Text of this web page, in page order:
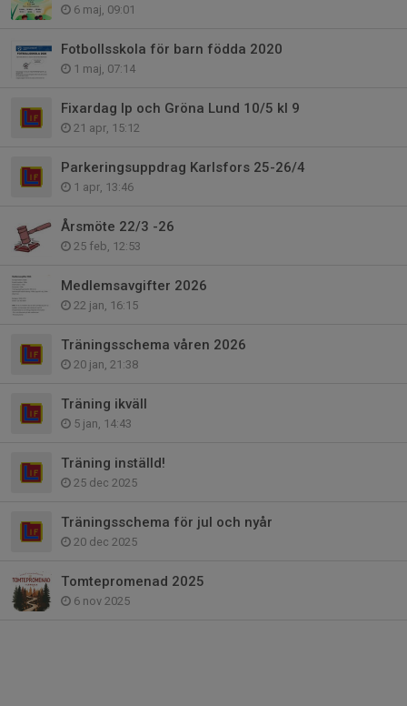
6 maj, 09:01
Fotbollsskola för barn födda 2020
1 maj, 07:14
Fixardag Ip och Gröna Lund 10/5 kl 9
21 apr, 15:12
Parkeringsuppdrag Karlsfors 25-26/4
1 apr, 13:46
Årsmöte 22/3 -26
25 feb, 12:53
Medlemsavgifter 2026
22 jan, 16:15
Träningsschema våren 2026
20 jan, 21:38
Träning ikväll
5 jan, 14:43
Träning inställd!
25 dec 2025
Träningsschema för jul och nyår
20 dec 2025
Tomtepromenad 2025
6 nov 2025